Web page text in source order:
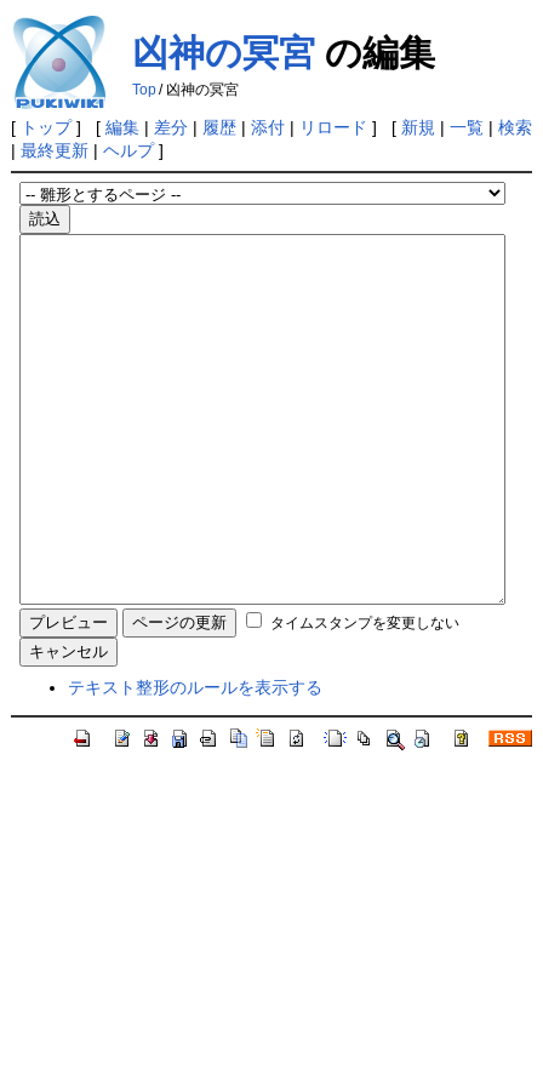
凶神の冥宮の編集
Top/ 凶神の冥宮
[ トップ] [ 編集| 差分| 履歴| 添付| リロード ] [ 新規 | 一覧| 検索
| 最終更新| ヘルプ]
タイムスタンプを変更しない
テキスト整形のルールを表示する